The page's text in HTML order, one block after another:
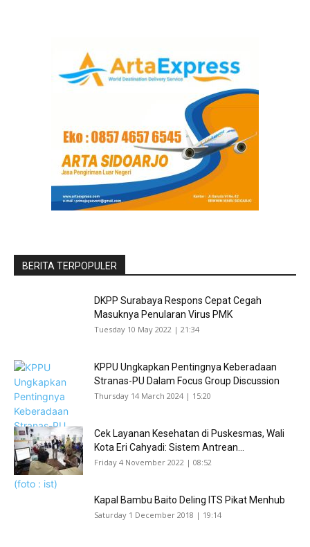
BERITA TERPOPULER
DKPP Surabaya Respons Cepat Cegah
Masuknya Penularan Virus PMK
Tuesday 10 May 2022 | 21:34
KPPU Ungkapkan Pentingnya Keberadaan
Stranas-PU Dalam Focus Group Discussion
Thursday 14 March 2024 | 15:20
Cek Layanan Kesehatan di Puskesmas, Wali
Kota Eri Cahyadi: Sistem Antrean...
Friday 4 November 2022 | 08:52
Kapal Bambu Baito Deling ITS Pikat Menhub
Saturday 1 December 2018 | 19:14